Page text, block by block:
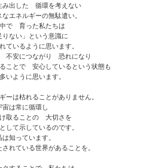
み出した 循環を考えない
エネルギーの無駄遣い。
で 育った私たちは
りない」という意識に
ているように思います。
不安につながり 恐れになり
ことで 安心しているという状態も
いように思います。
ーは枯れることがありません。
宙は常に循環し
取ることの 大切さを
して示しているのです。
は知っています。
れている世界があることを。